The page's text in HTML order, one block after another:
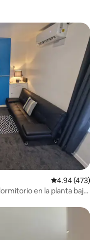
Calificación
4.94 (473)
en la planta baja